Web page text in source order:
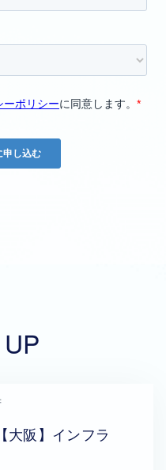
大阪】インフラ